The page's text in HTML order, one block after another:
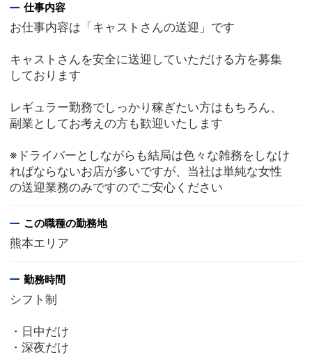
仕事内容
お仕事内容は「キャストさんの送迎」です
キャストさんを安全に送迎していただける方を募集
しております
レギュラー勤務でしっかり稼ぎたい方はもちろん、
副業としてお考えの方も歓迎いたします
※ドライバーとしながらも結局は色々な雑務をしなけ
ればならないお店が多いですが、当社は単純な女性
の送迎業務のみですのでご安心ください
この職種の勤務地
熊本エリア
勤務時間
シフト制
・日中だけ
・深夜だけ